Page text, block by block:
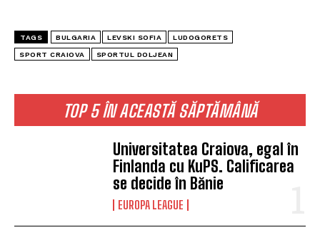
TOP 5 ÎN ACEASTĂ SĂPTĂMÂNĂ
Universitatea Craiova, egal în
Finlanda cu KuPS. Calificarea
se decide în Bănie
EUROPA LEAGUE
TAGS BULGARIA LEVSKI SOFIA LUDOGORETS
SPORT CRAIOVA SPORTUL DOLJEAN